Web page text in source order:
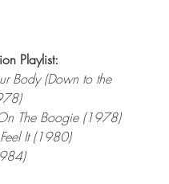
Playlist:
Body (Down to the
The Boogie (1978)
It (1980)